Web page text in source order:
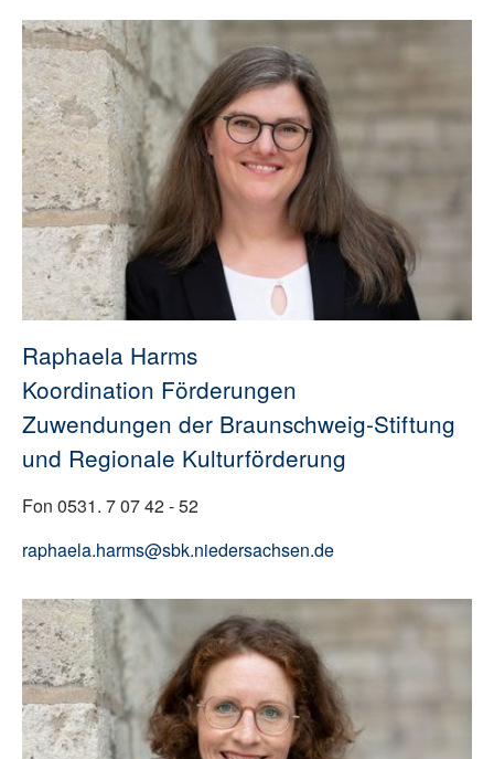
Raphaela Harms
Koordination Förderungen
Zuwendungen der Braunschweig-Stiftung
und Regionale Kulturförderung
Fon 0531. 7 07 42 - 52
raphaela.harms@sbk.niedersachsen.de